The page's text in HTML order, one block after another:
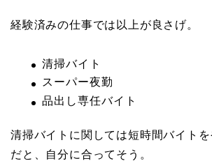
経験済みの仕事では以上が良さげ。
清掃バイト
スーパー夜勤
品出し専任バイト
清掃バイトに関しては短時間バイト
だと、自分に合ってそう。